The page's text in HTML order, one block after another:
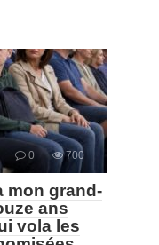
0 700
mon grand-
ans
vola les